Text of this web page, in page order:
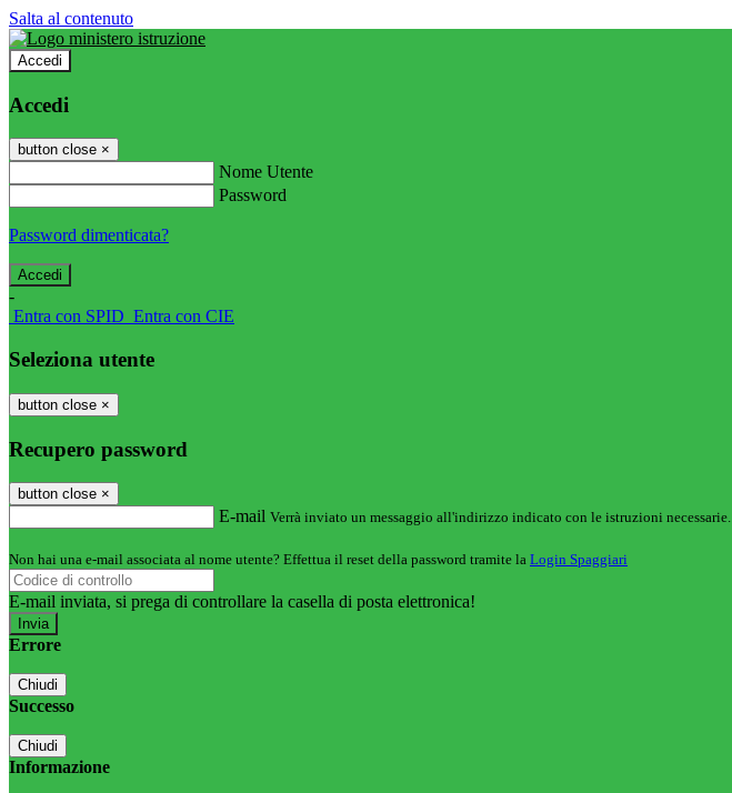
Salta al contenuto
Accedi
Accedi
button close ×
Nome Utente
Password
Password dimenticata?
-
Entra con SPID Entra con CIE
Seleziona utente
button close ×
Recupero password
button close ×
E-mail Verrà inviato un messaggio all'indirizzo indicato con le istruzioni necessarie.
Non hai una e-mail associata al nome utente? Effettua il reset della password tramite la Login Spaggiari
E-mail inviata, si prega di controllare la casella di posta elettronica!
Errore
Chiudi
Successo
Chiudi
Informazione